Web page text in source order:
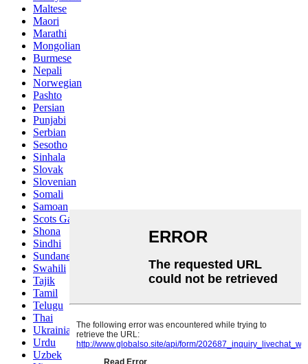
Maltese
Maori
Marathi
Mongolian
Burmese
Nepali
Norwegian
Pashto
Persian
Punjabi
Serbian
Sesotho
Sinhala
Slovak
Slovenian
Somali
Samoan
Scots Gaelic
Shona
Sindhi
Sundanese
Swahili
Tajik
Tamil
Telugu
Thai
Ukrainian
Urdu
Uzbek